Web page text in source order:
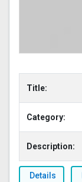
Title:
Category:
Description:
Details